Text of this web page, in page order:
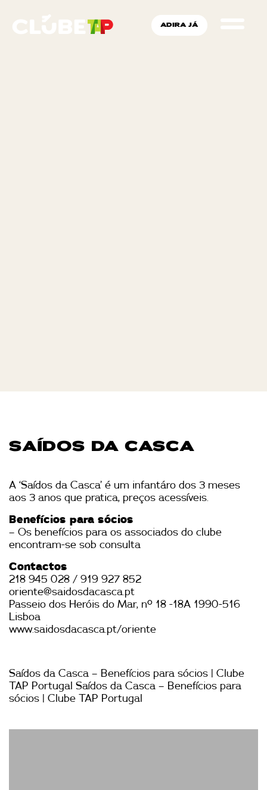
ADIRA JÁ
SAÍDOS DA CASCA
A ‘Saídos da Casca’ é um infantáro dos 3 meses
aos 3 anos que pratica, preços acessíveis.
Benefícios para sócios
– Os benefícios para os associados do clube
encontram-se sob consulta
Contactos
218 945 028 / 919 927 852
oriente@saidosdacasca.pt
Passeio dos Heróis do Mar, nº 18 -18A 1990-516
Lisboa
www.saidosdacasca.pt/oriente
Saídos da Casca – Benefícios para sócios | Clube
TAP Portugal Saídos da Casca – Benefícios para
sócios | Clube TAP Portugal